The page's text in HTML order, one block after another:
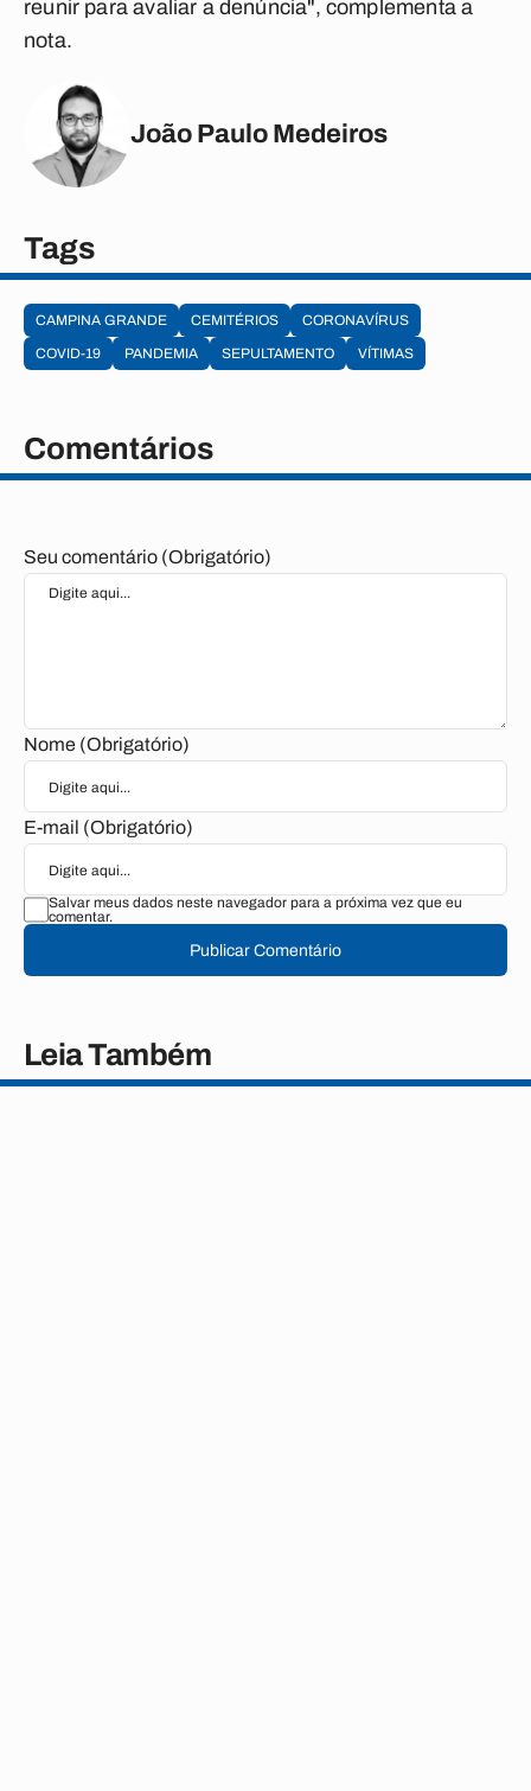
reunir para avaliar a denúncia", complementa a
nota.
João Paulo Medeiros
Tags
CAMPINA GRANDE CEMITÉRIOS
CORONAVÍRUS
COVID-19
PANDEMIA SEPULTAMENTO VÍTIMAS
Comentários
Seu comentário (Obrigatório)
Nome (Obrigatório)
E-mail (Obrigatório)
Salvar meus dados neste navegador para a próxima vez que eu
comentar.
Publicar Comentário
Leia Também